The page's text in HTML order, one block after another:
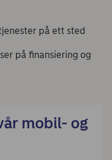
på ett sted
på finansiering og
mobil- og